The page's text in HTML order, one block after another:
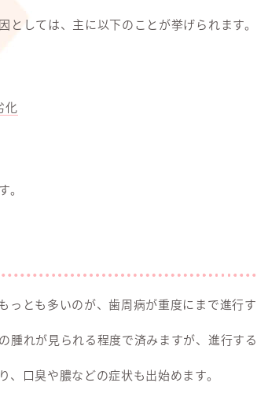
としては、主に以下のことが挙げられます。
化
っとも多いのが、歯周病が重度にまで進行す
腫れが見られる程度で済みますが、進行す
口臭や膿などの症状も出始めます。